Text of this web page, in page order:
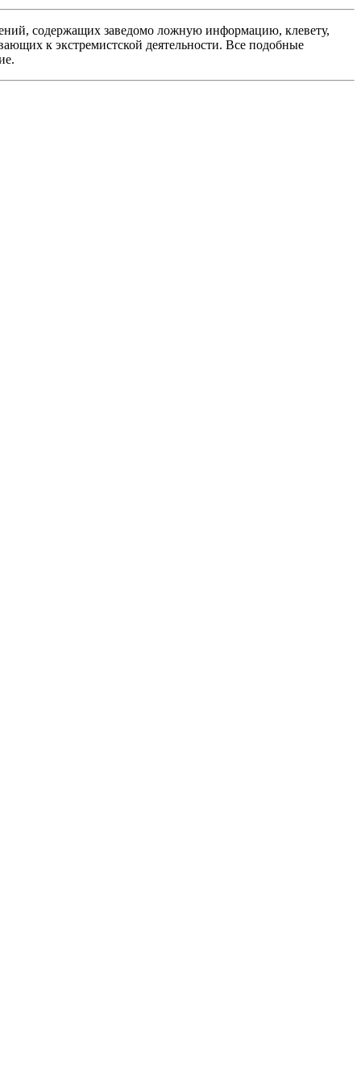
содержащих заведомо ложную информацию, клевету,
к экстремистской деятельности. Все подобные